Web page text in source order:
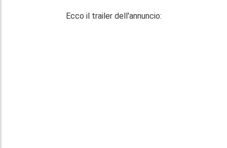
Ecco il trailer dell'annuncio: